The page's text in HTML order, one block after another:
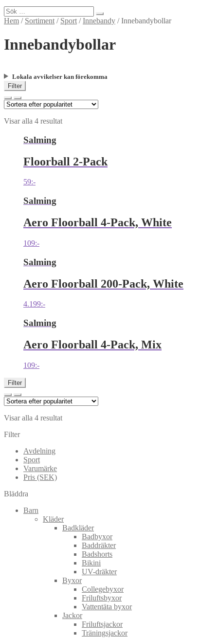
Sök
efter:
Hem / Sortiment / Sport /Innebandy /Innebandybollar
Innebandybollar
Lokala avvikelser kan förekomma
Filter
Visar alla 4 resultat
Salming
Floorball 2-Pack
59:-
Salming
Aero Floorball 4-Pack, White
109:-
Salming
Aero Floorball 200-Pack, White
4.199:-
Salming
Aero Floorball 4-Pack, Mix
109:-
Filter
Visar alla 4 resultat
Filter
Avdelning
Sport
Varumärke
Pris (SEK)
Bläddra
Barn
Kläder
Badkläder
Badbyxor
Baddräkter
Badshorts
Bikini
UV-dräkter
Byxor
Collegebyxor
Friluftsbyxor
Vattentäta byxor
Jackor
Friluftsjackor
Träningsjackor